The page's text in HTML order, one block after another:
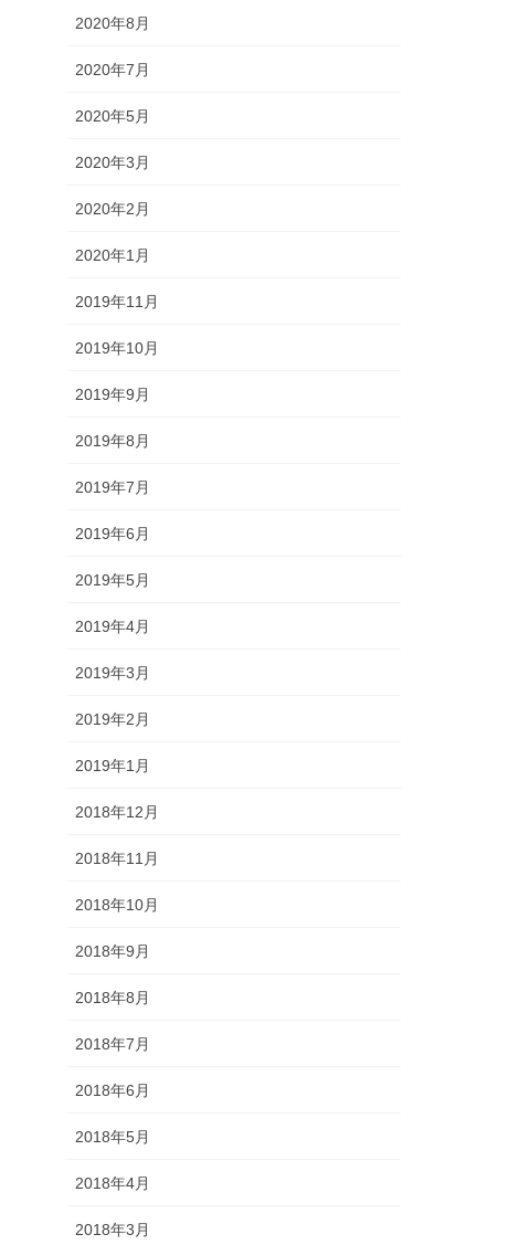
2020年8月
2020年7月
2020年5月
2020年3月
2020年2月
2020年1月
2019年11月
2019年10月
2019年9月
2019年8月
2019年7月
2019年6月
2019年5月
2019年4月
2019年3月
2019年2月
2019年1月
2018年12月
2018年11月
2018年10月
2018年9月
2018年8月
2018年7月
2018年6月
2018年5月
2018年4月
2018年3月